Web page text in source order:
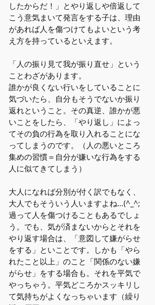
したからだ！」とやり返しや倍返して
こう意気まいて発言をする子は、理由
があれば人を傷つけてもよいという考
え方を持っているといえます。
「人の振り見て我が振り直せ」という
ことわざがあります。
誰かが良くない行いをしていることに
気づいたら、自分もそうでないか振り
返れということ。その真逆、誰かが悪
いことをしたら、「やり返し」によっ
てその負の行為を取り入れることにな
ってしまうのです。（人の悪いところ
集めの習慣＝自分が嫌いな行為をする
人に似てきてしまう）
大人になれば分別が付く訳でもなく、
大人でもそういう人いますよね…(^_^;
過って人を傷つけることもあるでしょ
う。でも、気が済まないからとそれを
やり返す場合は、「意図して嫌がらせ
をする」といことです。しかも「やら
れたこと以上」のこと「関係のない嫌
がらせ」をする場合も。それを平気で
やっちゃう。平気どころかスッキリし
て気持ちがよくなっちゃいます（繰り